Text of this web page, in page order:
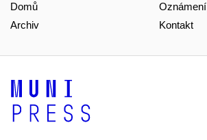
Domů
Archiv
Oznámení
Kontakt